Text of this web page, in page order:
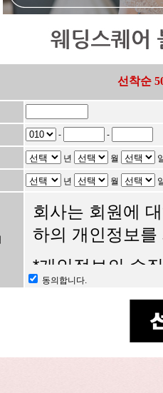
선착순
- -
년 월
년 월
회사는 회원에
하의 개인정보
*개인정보의 수
-웨딩관련 서비
-회원관리 및 서
-각종 서비스 및
동의합니다.